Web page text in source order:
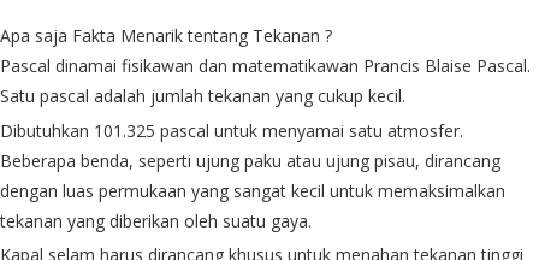
Apa saja Fakta Menarik tentang Tekanan ?
Pascal dinamai fisikawan dan matematikawan Prancis Blaise Pascal.
Satu pascal adalah jumlah tekanan yang cukup kecil.
Dibutuhkan 101.325 pascal untuk menyamai satu atmosfer.
Beberapa benda, seperti ujung paku atau ujung pisau, dirancang
dengan luas permukaan yang sangat kecil untuk memaksimalkan
tekanan yang diberikan oleh suatu gaya.
Kapal selam harus dirancang khusus untuk menahan tekanan tinggi